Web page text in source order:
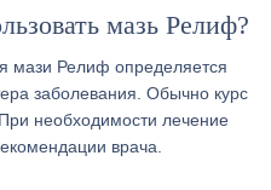
мазь Релиф?
мази Релиф определяется
заболевания. Обычно курс
необходимости лечение
врача.